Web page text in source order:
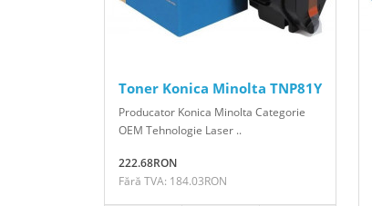
Toner Konica Minolta TNP81Y
Producator Konica Minolta Categorie
OEM Tehnologie Laser ..
222.68RON
Fără TVA: 184.03RON